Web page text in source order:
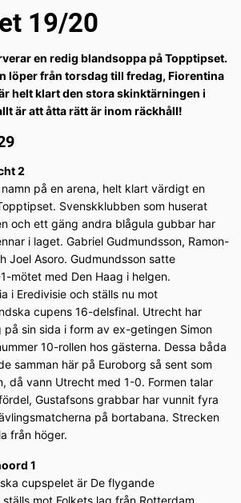
19/20
en redig blandsoppa på Topptipset.
löper från torsdag till fredag, Fiorentina
helt klart den stora skinktärningen i
är att åtta rätt är inom räckhåll!
2
på en arena, helt klart värdigt en
Svenskklubben som huserat
och ett gäng andra blågula gubbar har
i laget. Gabriel Gudmundsson, Ramon-
Joel Asoro. Gudmundsson satte
mötet med Den Haag i helgen.
i Eredivisie och ställs nu mot
cupens 16-delsfinal. Utrecht har
sin sida i form av ex-getingen Simon
10-rollen hos gästerna. Dessa båda
samman här på Euroborg så sent som
då vann Utrecht med 1-0. Formen talar
Gustafsons grabbar har vunnit fyra
på bortabana. Strecken
från höger.
1
cupspelet är De flygande